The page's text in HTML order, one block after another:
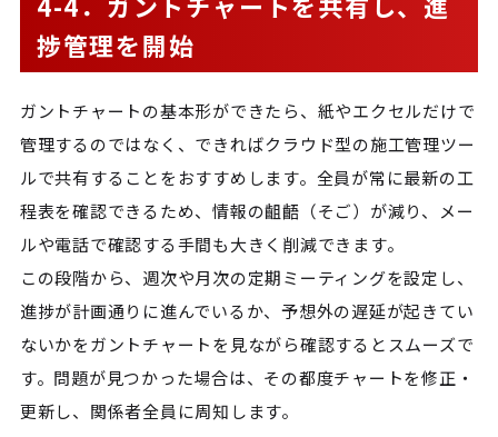
捗管理を開始
ガントチャートの基本形ができたら、紙やエクセルだけで
管理するのではなく、できればクラウド型の施工管理ツー
ルで共有することをおすすめします。全員が常に最新の工
程表を確認できるため、情報の齟齬（そご）が減り、メー
ルや電話で確認する手間も大きく削減できます。
この段階から、週次や月次の定期ミーティングを設定し、
進捗が計画通りに進んでいるか、予想外の遅延が起きてい
ないかをガントチャートを見ながら確認するとスムーズで
す。問題が見つかった場合は、その都度チャートを修正・
更新し、関係者全員に周知します。